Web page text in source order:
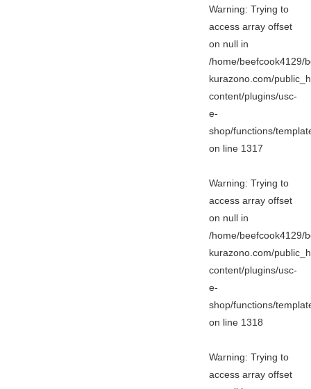
Warning: Trying to
access array offset
on null in
/home/beefcook4129/
kurazono.com/
content/plugins/usc-
e-
shop/functions/
on line 1317
Warning: Trying to
access array offset
on null in
/home/beefcook4129/
kurazono.com/
content/plugins/usc-
e-
shop/functions/
on line 1318
Warning: Trying to
access array offset